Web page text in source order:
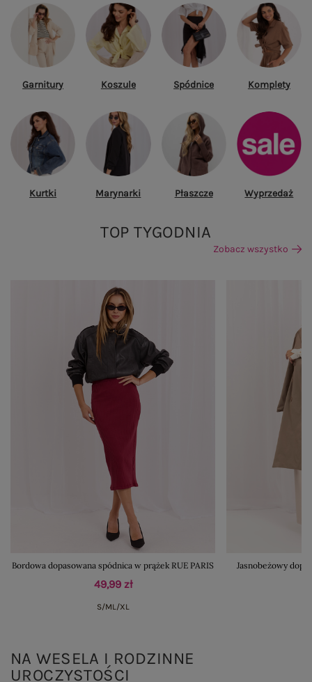
Garnitury Koszule Spódnice Komplety
Kurtki Marynarki Płaszcze Wyprzedaż
TOP TYGODNIA
Zobacz wszystko
Bordowa dopasowana spódnica w prążek RUE PARIS
49,99 zł
S/ML/XL
Jasnobeżowy
NA WESELA I RODZINNE
UROCZYSTOŚCI